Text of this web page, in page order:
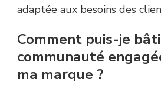
adaptée aux besoins des
Comment puis-je
communauté
ma marque ?